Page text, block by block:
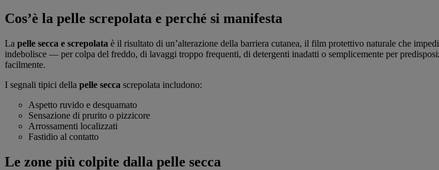
Cos’è la pelle screpolata e perché si manifesta
La pelle secca e screpolata è il risultato di un’alterazione della barriera cutanea, il film protettivo naturale che
indebolisce — per colpa del freddo, di lavaggi troppo frequenti, di detergenti inadatti o semplicemente per
facilmente.
I segnali tipici della pelle secca screpolata includono:
Aspetto ruvido e desquamato
Sensazione di prurito o pizzicore
Arrossamenti localizzati
Fastidio al contatto
Le zone più colpite dalla pelle secca